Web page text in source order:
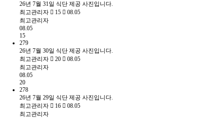
26년 7월 31일 식단 제공 사진입니다.
최고관리자
15
08.05
최고관리자
08.05
15
279
26년 7월 30일 식단 제공 사진입니다.
최고관리자
20
08.05
최고관리자
08.05
20
278
26년 7월 29일 식단 제공 사진입니다.
최고관리자
16
08.05
최고관리자